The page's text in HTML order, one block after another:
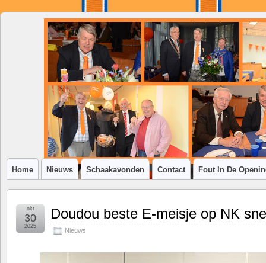
SSV
Klim-
Home Nieuws Schaakavonden Contact Fout In De
Doudou beste E-meisje op NK
Nieuws
okt
30
2025